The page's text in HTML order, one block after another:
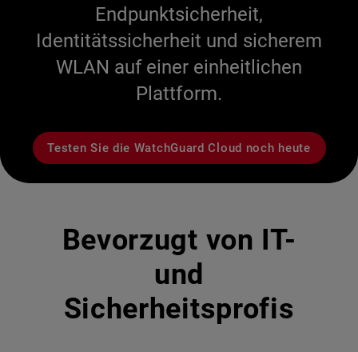
Endpunktsicherheit,
Identitätssicherheit und sicherem
WLAN auf einer einheitlichen
Plattform.
Testen Sie die WatchGuard Cloud noch heute
Bevorzugt von IT-
und
Sicherheitsprofis